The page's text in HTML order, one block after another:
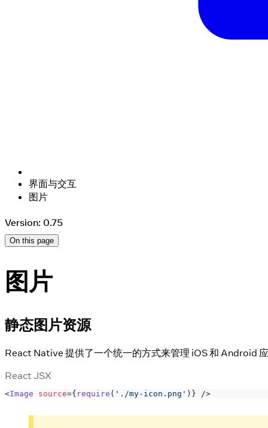
界面与交互
图片
Version: 0.75
On this page
图片
静态图片资源
React Native 提供了一个统一的方式来管理 iOS 和 Android
React JSX
<Image source={ require ( './my-icon.png' ) } />